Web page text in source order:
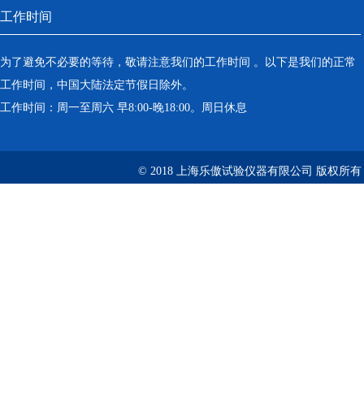
工作时间
为了避免不必要的等待，敬请注意我们的工作时间 。以下是我们的正常
工作时间，中国大陆法定节假日除外。
工作时间：周一至周六 早8:00-晚18:00。周日休息
© 2018 上海乐傲试验仪器有限公司 版权所